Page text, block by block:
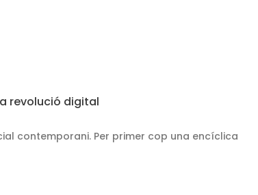
revolució digital
contemporani. Per primer cop una encíclica